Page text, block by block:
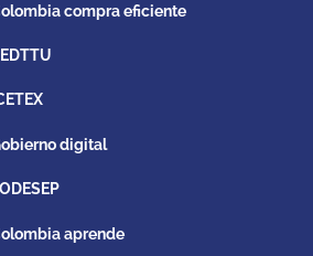
compra eficiente
digital
aprende